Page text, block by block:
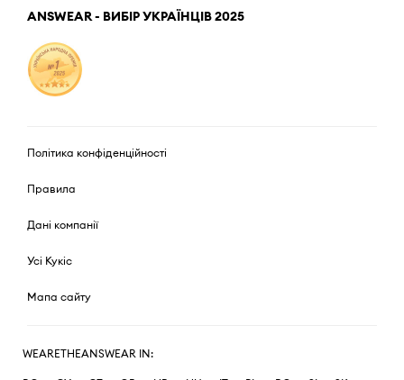
ANSWEAR - ВИБІР УКРАЇНЦІВ 2025
Політика конфіденційності
Правила
Дані компанії
Усі Кукіс
Мапа сайту
WEARETHEANSWEAR IN: